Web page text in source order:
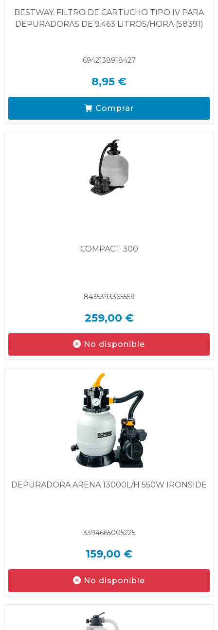
BESTWAY. FILTRO DE CARTUCHO TIPO IV PARA
DEPURADORAS DE 9.463 LITROS/HORA (58391)
6942138918427
8,95 €
Comprar
COMPACT 300
8435393365559
259,00 €
No disponible
DEPURADORA ARENA 13000L/H 550W IRONSIDE
3394665005225
159,00 €
No disponible